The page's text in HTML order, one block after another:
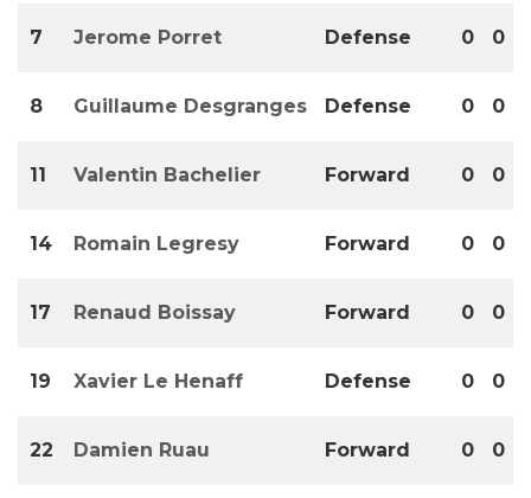
7 Jerome Porret Defense 0 0
8 Guillaume Desgranges Defense 0 0
11 Valentin Bachelier Forward 0 0
14 Romain Legresy Forward 0 0
17 Renaud Boissay Forward 0 0
19 Xavier Le Henaff Defense 0 0
22 Damien Ruau Forward 0 0